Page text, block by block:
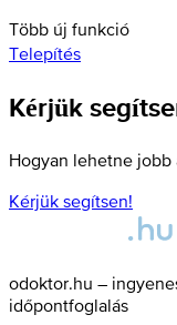
Több új funkció
Telepítés
Kérjük
Hogyan lehetne jobb
Kérjük segítsen!
odoktor.hu –
időpontfoglalás